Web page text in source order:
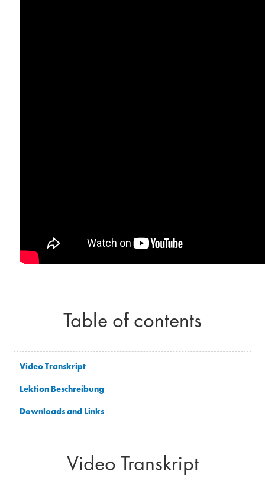
Table of contents
Video Transkript
Lektion Beschreibung
Downloads and Links
Video Transkript